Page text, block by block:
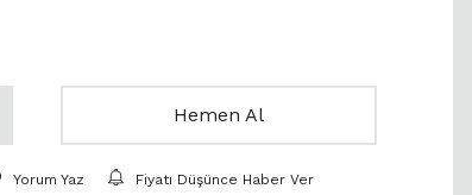
Hemen Al
Yorum Yaz Fiyatı Düşünce Haber Ver